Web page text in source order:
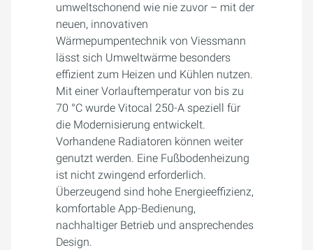
umweltschonend wie nie zuvor – mit der
neuen, innovativen
Wärmepumpentechnik von Viessmann
lässt sich Umweltwärme besonders
effizient zum Heizen und Kühlen nutzen.
Mit einer Vorlauftemperatur von bis zu
70 °C wurde Vitocal 250-A speziell für
die Modernisierung entwickelt.
Vorhandene Radiatoren können weiter
genutzt werden. Eine Fußbodenheizung
ist nicht zwingend erforderlich.
Überzeugend sind hohe Energieeffizienz,
komfortable App-Bedienung,
nachhaltiger Betrieb und ansprechendes
Design.